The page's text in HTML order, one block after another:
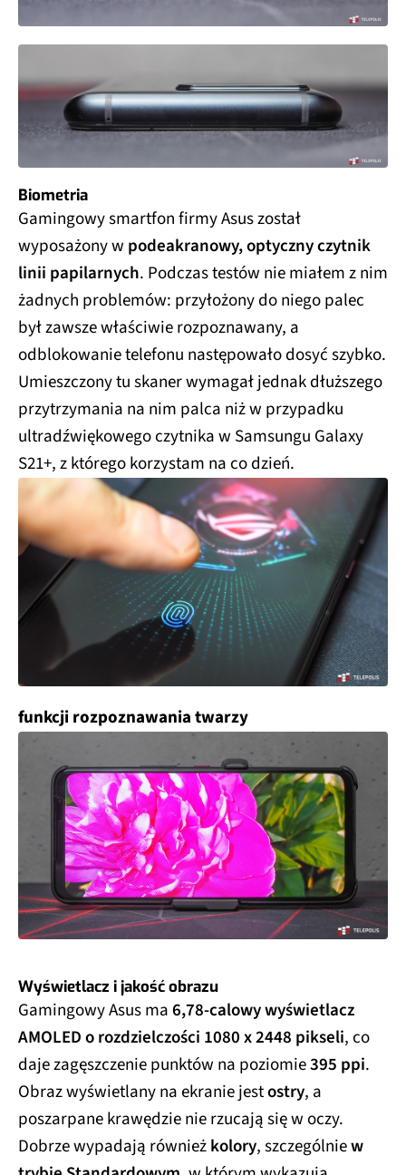
Biometria
Gamingowy smartfon firmy Asus został
wyposażony w podeakranowy, optyczny czytnik
linii papilarnych. Podczas testów nie miałem z nim
żadnych problemów: przyłożony do niego palec
był zawsze właściwie rozpoznawany, a
odblokowanie telefonu następowało dosyć szybko.
Umieszczony tu skaner wymagał jednak dłuższego
przytrzymania na nim palca niż w przypadku
ultradźwiękowego czytnika w Samsungu Galaxy
S21+, z którego korzystam na co dzień.
funkcji rozpoznawania twarzy
Wyświetlacz i jakość obrazu
Gamingowy Asus ma6,78-calowy wyświetlacz
AMOLED o rozdzielczości 1080 x 2448 pikseli, co
daje zagęszczenie punktów na poziomie395 ppi.
Obraz wyświetlany na ekranie jestostry, a
poszarpane krawędzie nie rzucają się w oczy.
Dobrze wypadają równieżkolory, szczególniew